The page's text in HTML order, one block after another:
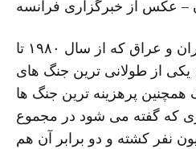
– عکس از خبرگزاری فرانسه
از نظر مدت، جنگ ایران و عراق که از سال ۱۹۸۰ تا
یکی از طولانی ترین جنگ های
همچنین پرهزینه ترین جنگ ها
که گفته می شود در مجموع
نفر کشته و دو برابر آن هم